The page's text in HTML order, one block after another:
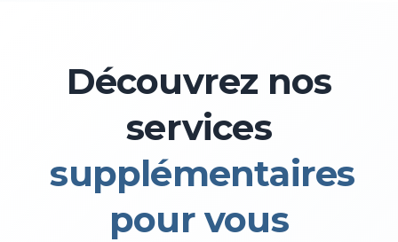
Découvrez nos
services
supplémentaires
pour vous